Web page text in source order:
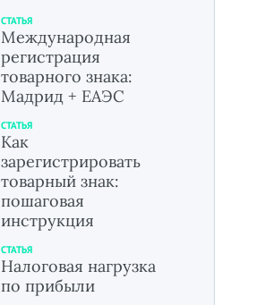
СТАТЬЯ
Международная
регистрация
товарного знака:
Мадрид + ЕАЭС
СТАТЬЯ
Как
зарегистрировать
товарный знак:
пошаговая
инструкция
СТАТЬЯ
Налоговая нагрузка
по прибыли